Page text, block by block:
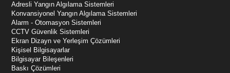
Adresli Yangın Algılama Sistemleri
Konvansiyonel Yangın Algılama Sistemleri
Alarm - Otomasyon Sistemleri
CCTV Güvenlik Sistemleri
Ekran Dizayn ve Yerleşim Çözümleri
Kişisel Bilgisayarlar
Bilgisayar Bileşenleri
Baskı Çözümleri